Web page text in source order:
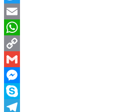
Twitter
Email
WhatsApp
Copy
Link
Gmail
Messenger
Skype